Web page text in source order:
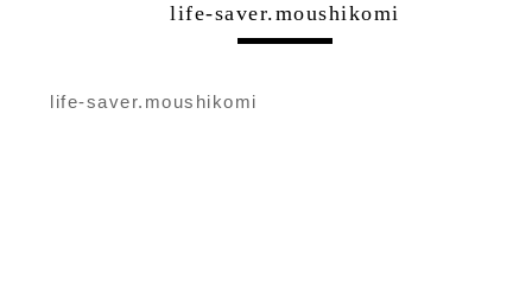
life-saver.moushikomi
life-saver.moushikomi